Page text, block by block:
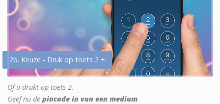
2b. Keuze - Druk op toets 2 +
Of u drukt op toets 2.
Geef nu de pincode in van een medium